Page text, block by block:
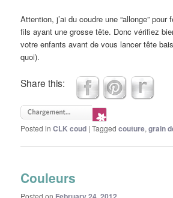
Attention, j’ai du coudre une “allonge” pour
fils ayant une grosse tête. Donc vérifiez
votre enfants avant de vous lancer tête
quoi).
Share this:
Posted in CLK coud |Tagged couture,grain
Couleurs